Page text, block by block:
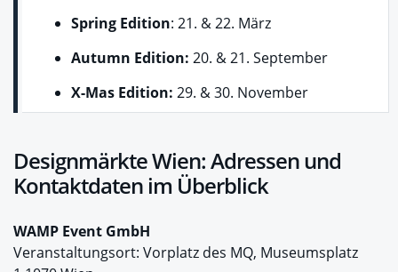
Spring Edition: 21. & 22. März
Autumn Edition: 20. & 21. September
X-Mas Edition: 29. & 30. November
Designmärkte Wien: Adressen und
Kontaktdaten im Überblick
WAMP Event GmbH
Veranstaltungsort: Vorplatz des MQ, Museumsplatz